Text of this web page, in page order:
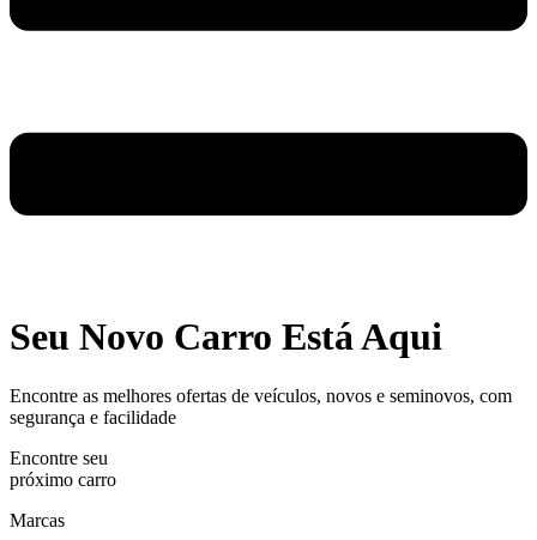
Seu Novo Carro Está Aqui
Encontre as melhores ofertas de veículos, novos e seminovos, com
segurança e facilidade
Encontre seu
próximo carro
Marcas